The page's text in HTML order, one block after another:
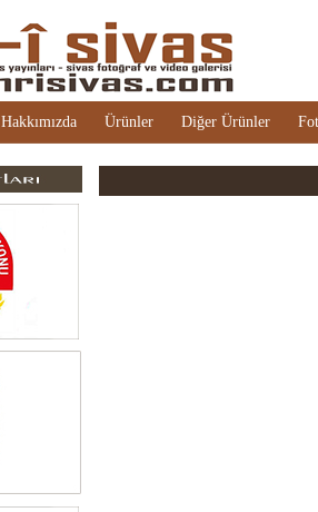
Hakkımızda Ürünler Diğer Ürünler